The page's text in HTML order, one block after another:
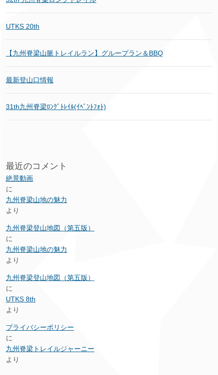
UTKS 20th
【九州脊梁山脈トレイルラン】グループラン＆BBQ
最新登山口情報
31th九州脊梁ﾛﾝｸﾞﾄﾚｲﾙ(ｲﾍﾞﾝﾄﾌｫﾄ)
最近のコメント
絶景動画
に
九州脊梁山地の魅力
より
九州脊梁登山地図（第五版）
に
九州脊梁山地の魅力
より
九州脊梁登山地図（第五版）
に
UTKS 8th
より
プライバシーポリシー
に
九州脊梁トレイルジャーニー
より